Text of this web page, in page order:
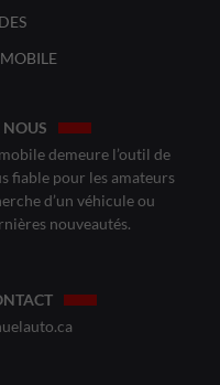
NOUS
demeure l’outil de
fiable pour les amateurs
d’un véhicule ou
nouveautés.